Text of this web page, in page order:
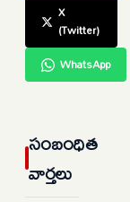
X
(Twitter)
WhatsApp
సంబంధిత
వార్తలు